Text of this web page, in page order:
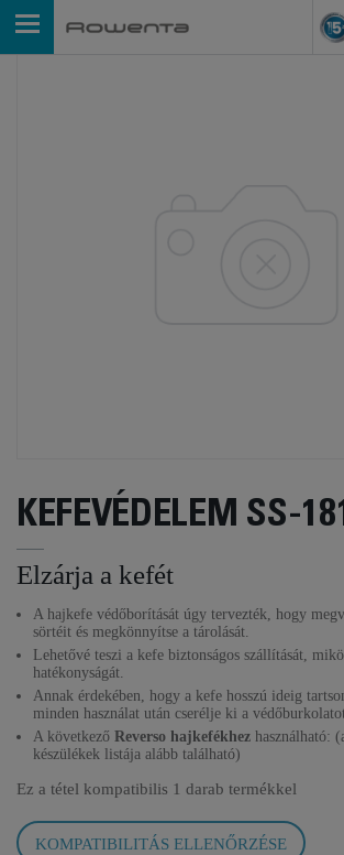
KEFEVÉDELEM SS-
Elzárja a kefét
A hajkefe védőborítását úgy tervezték, hogy
sörtéit és megkönnyítse a tárolását.
Lehetővé teszi a kefe biztonságos szállítását,
hatékonyságát.
Annak érdekében, hogy a kefe hosszú ideig
minden használat után cserélje ki a
A következő Reverso hajkefékhez használható:
készülékek listája alább található)
Ez a tétel kompatibilis 1 darab termékkel
KOMPATIBILITÁS ELLENŐRZÉSE